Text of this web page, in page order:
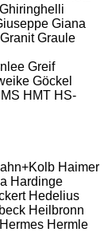
Ghiringhelli
Giana
Granit Graule
Greif
Göckel
HMT HS-
Haimer
Hardinge
Hedelius
Heilbronn
Hermes Hermle